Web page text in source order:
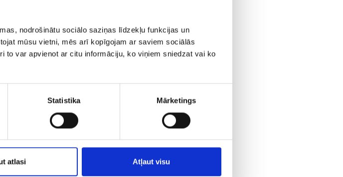
nodrošinātu sociālo saziņas līdzekļu funkcijas un
mūsu vietni, mēs arī kopīgojam ar saviem sociālās
var apvienot ar citu informāciju, ko viņiem sniedzat vai ko
Statistika Mārketings
atlasi Atļaut visu
ar to vai ar atsevišķu
Jūs savus fanus iesaistāt.
tad seko video,
veidotiem ierakstiem
palīdzību.
EdgeRanksvars. Populārs